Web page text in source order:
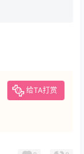
给TA打赏